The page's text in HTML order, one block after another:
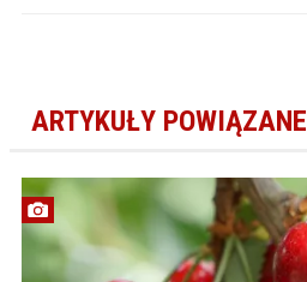
ARTYKUŁY POWIĄZANE